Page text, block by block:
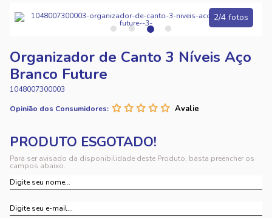
2/4 fotos
Organizador de Canto 3 Níveis Aço
Branco Future
1048007300003
Opinião dos Consumidores:
Para ser avisado da disponibilidade deste Produto, basta preencher os
campos abaixo.